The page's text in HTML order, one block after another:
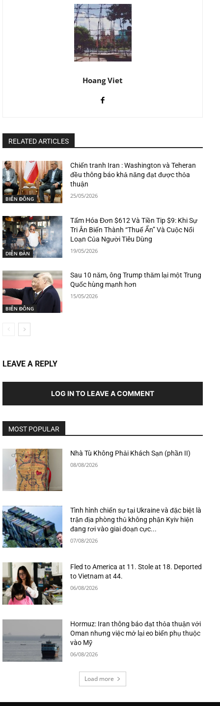
Hoang Viet
RELATED ARTICLES
BIỂN ĐÔNG
Chiến tranh Iran : Washington và Teheran
đều thông báo khả năng đạt được thỏa
thuận
25/05/2026
DIỄN ĐÀN
Tấm Hóa Đơn $612 Và Tiền Tip $9: Khi Sự
Tri Ân Biến Thành “Thuế Ẩn” Và Cuộc Nổi
Loạn Của Người Tiêu Dùng
19/05/2026
BIỂN ĐÔNG
Sau 10 năm, ông Trump thăm lại một Trung
Quốc hùng mạnh hơn
15/05/2026
LEAVE A REPLY
LOG IN TO LEAVE A COMMENT
MOST POPULAR
Nhà Tù Không Phải Khách Sạn (phần II)
08/08/2026
Tình hình chiến sự tại Ukraine và đặc biệt là
trận địa phòng thủ không phận Kyiv hiện
đang rơi vào giai đoạn cực...
07/08/2026
Fled to America at 11. Stole at 18. Deported
to Vietnam at 44.
06/08/2026
Hormuz: Iran thông báo đạt thỏa thuận với
Oman nhưng việc mở lại eo biển phụ thuộc
vào Mỹ
06/08/2026
Load more